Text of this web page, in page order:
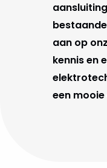
aan op
kennis en
een